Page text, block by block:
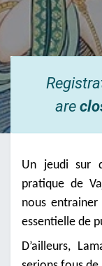
are
Un jeudi sur
pratique de
nous
essentielle de
D’ailleurs,